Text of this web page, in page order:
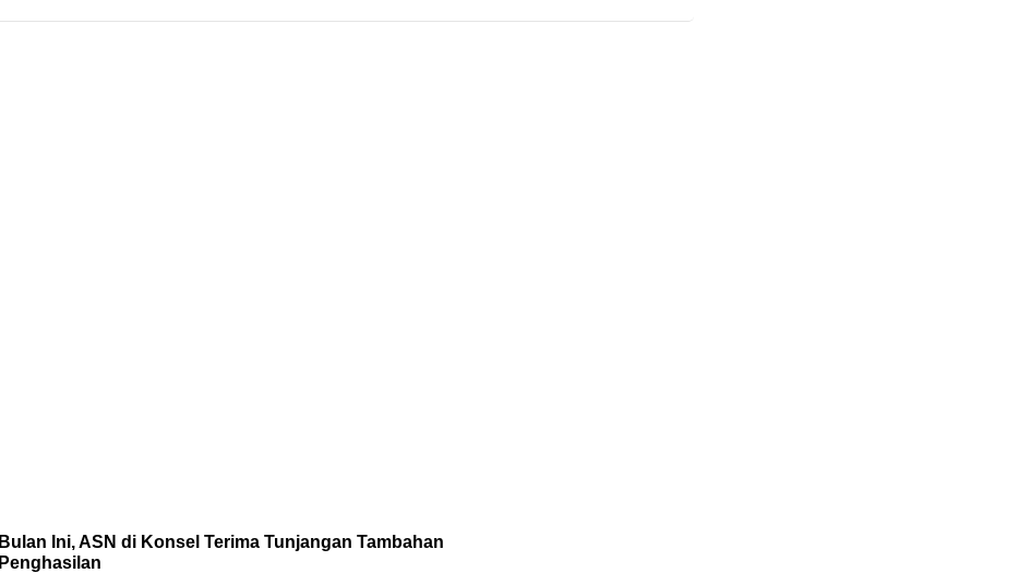
Bulan Ini, ASN di Konsel Terima Tunjangan Tambahan
Penghasilan